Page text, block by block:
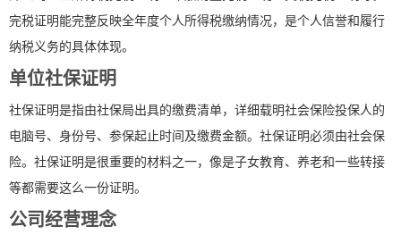
完税证明能完整反映全年度个人所得税缴纳情况，是个人信誉和履行
纳税义务的具体体现。
单位社保证明
社保证明是指由社保局出具的缴费清单，详细载明社会保险投保人的
电脑号、身份号、参保起止时间及缴费金额。社保证明必须由社会保
险。社保证明是很重要的材料之一，像是子女教育、养老和一些转接
等都需要这么一份证明。
公司经营理念